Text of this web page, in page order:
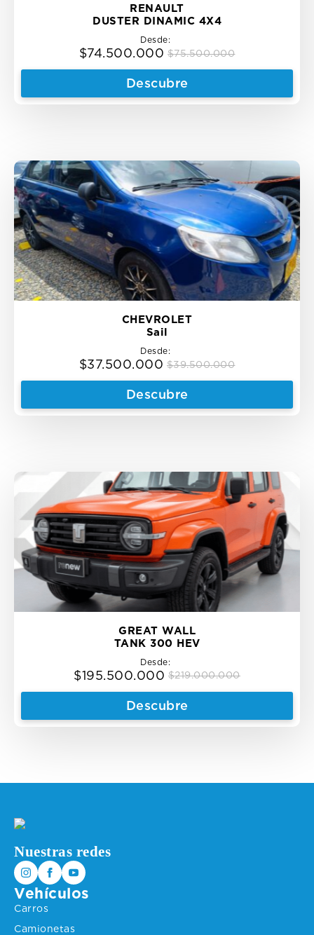
RENAULT
DUSTER DINAMIC 4X4
Desde:
$75.500.000
Original
price
$75.500.000.
$74.500.000
Current
price
$74.500.000.
Descubre
CHEVROLET
Sail
Desde:
$39.500.000
Original
price
$39.500.000.
$37.500.000
Current
price
$37.500.000.
Descubre
GREAT WALL
TANK 300 HEV
Desde:
$219.000.000
Original
price
$219.000.000.
$195.500.000
Current
price
$195.500.000.
Descubre
Nuestras redes
Vehículos
Carros
Camionetas